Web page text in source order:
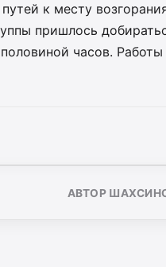
к месту
пришлось
часов. Работы
АВТОР